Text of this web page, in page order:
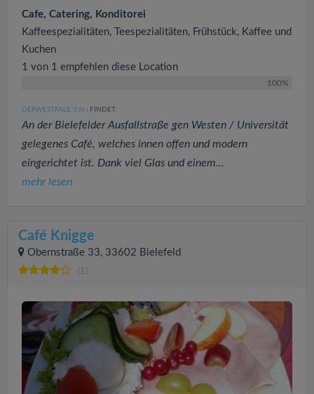
Cafe, Catering, Konditorei
Kaffeespezialitäten, Teespezialitäten, Frühstück, Kaffee und
Kuchen
1 von 1 empfehlen diese Location
100%
DERWESTFALE (139 ) FINDET:
An der Bielefelder Ausfallstraße gen Westen / Universität
gelegenes Café, welches innen offen und modern
eingerichtet ist. Dank viel Glas und einem...
mehr lesen
Café Knigge
Obernstraße 33, 33602 Bielefeld
(1)